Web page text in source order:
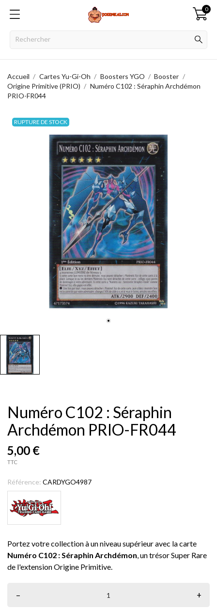
0
Accueil Cartes Yu-Gi-Oh Boosters YGO
Booster
Origine Primitive (PRIO)
Numéro C102 : Séraphin Archdémon
PRIO-FR044
RUPTURE DE STOCK
Numéro C102 : Séraphin
Archdémon PRIO-FR044
5,00 €
TTC
Référence: CARDYGO4987
Portez votre collection à un niveau supérieur avec la carte
Numéro C102 : Séraphin Archdémon, un trésor Super Rare
de l'extension Origine Primitive.
– +